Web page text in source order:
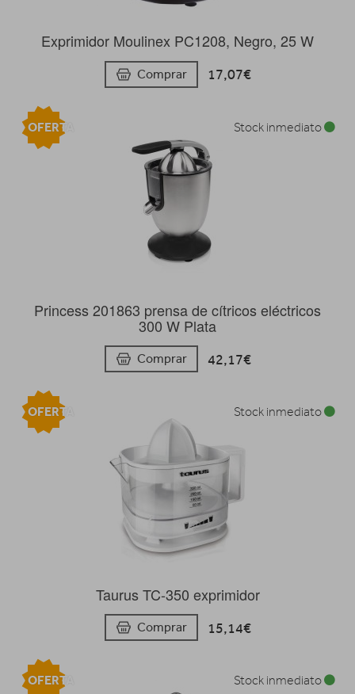
Exprimidor Moulinex PC1208, Negro, 25 W
Comprar 17,07€
Princess 201863 prensa de cítricos eléctricos
300 W Plata
Comprar 42,17€
Stock inmediato
OFERTA
Taurus TC-350 exprimidor
Comprar 15,14€
Stock inmediato
OFERTA
Stock inmediato
OFERTA